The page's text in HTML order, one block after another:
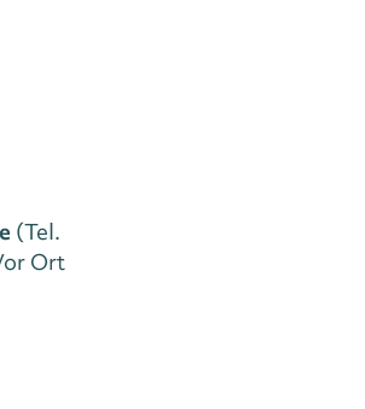
(Tel.
Ort